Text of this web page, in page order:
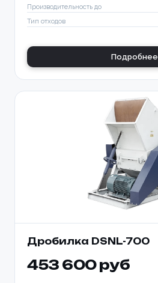
Производительность до
Тип отходов
Подробнее
Дробилка DSNL-700
453 600 руб